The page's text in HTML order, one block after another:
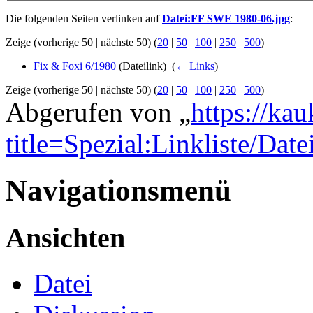
Die folgenden Seiten verlinken aufDatei:FF SWE 1980-06.jpg:
Zeige (vorherige 50 | nächste 50) (20 | 50 | 100 | 250 | 500)
Fix & Foxi 6/1980 (Dateilink) ‎ (← Links)
Zeige (vorherige 50 | nächste 50) (20 | 50 | 100 | 250 | 500)
Abgerufen von „https://
title=Spezial:Linkliste/
Navigationsmenü
Ansichten
Datei